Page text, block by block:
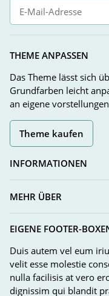
THEME ANPASSEN
Das Theme lässt sich
Grundfarben leicht
an eigene
Theme kaufen
INFORMATIONEN
MEHR ÜBER
EIGENE FOOTER-
Duis autem vel eum
velit esse molestie
nulla facilisis at vero
dignissim qui blandit